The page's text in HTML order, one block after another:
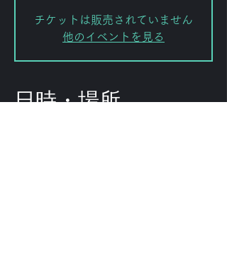
チケットは販売されていません
他のイベントを見る
日時・場所